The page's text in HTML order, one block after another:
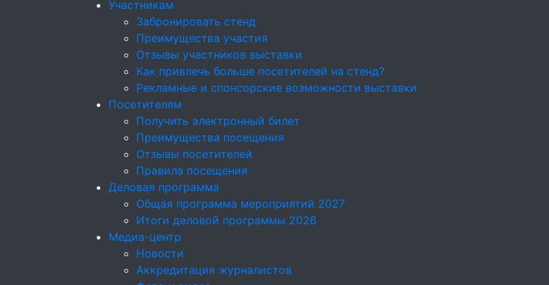
Участникам
Забронировать стенд
Преимущества участия
Отзывы участников выставки
Как привлечь больше посетителей на стенд?
Рекламные и спонсорские возможности выставки
Посетителям
Получить электронный билет
Преимущества посещения
Отзывы посетителей
Правила посещения
Деловая программа
Общая программа мероприятий 2027
Итоги деловой программы 2026
Медиа-центр
Новости
Аккредитация журналистов